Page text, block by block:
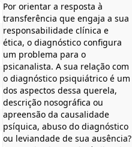
Por orientar a resposta à
transferência que engaja a sua
responsabilidade clínica e
ética, o diagnóstico configura
um problema para o
psicanalista. A sua relação com
o diagnóstico psiquiátrico é um
dos aspectos dessa querela,
descrição nosográfica ou
apreensão da causalidade
psíquica, abuso do diagnóstico
ou leviandade de sua ausência?